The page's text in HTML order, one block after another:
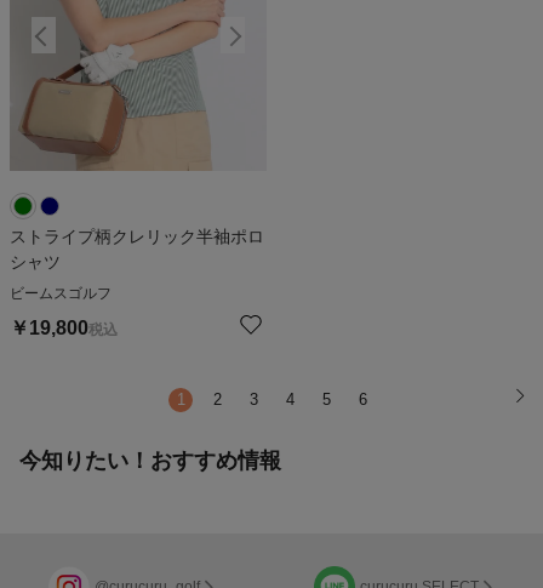
ストライプ柄クレリック半袖ポロ
シャツ
ビームスゴルフ
￥ 19,800税込
1 2 3 4 5 6
今知りたい！おすすめ情報